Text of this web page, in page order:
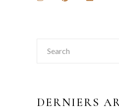
Search
for:
DERNIERS